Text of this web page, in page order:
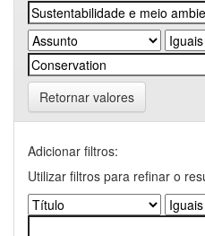
Retornar valores
Adicionar filtros:
Utilizar filtros para refinar o